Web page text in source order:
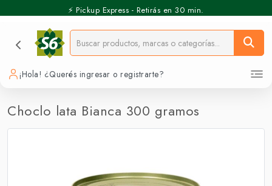
⚡️ Pickup Express - Retirás en 30 min.
¡Hola! ¿Querés ingresar o registrarte?
Choclo lata Bianca 300 gramos